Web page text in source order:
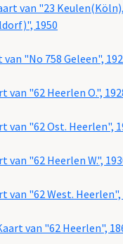
van "23 Keulen(Köln),
1950
"No 758 Geleen",
van "62 Heerlen O.",
van "62 Ost. Heerlen",
van "62 Heerlen W.",
van "62 West. Heerlen",
van "62 Heerlen",